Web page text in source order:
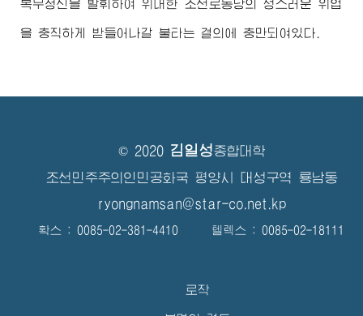
복무정신을 발휘하여위대한 조선로동당의 성스러운 위업
을 충직하게 받들어나갈 불타는 결의에 충만되여있다.
© 2020 김일성종합대학
조선민주주의인민공화국 평양시 대성구역 룡남동
ryongnamsan@star-co.net.kp
확스 : 0085-02-381-4410 텔렉스 : 0085-02-18111
로작